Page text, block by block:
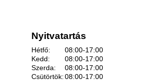
Nyitvatartás
Hétfő:
08:00-17:00
Kedd:
08:00-17:00
Szerda:
08:00-17:00
Csütörtök:08:00-17:00